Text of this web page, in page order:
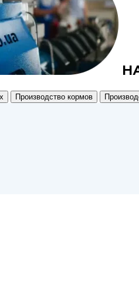
Производство кормов